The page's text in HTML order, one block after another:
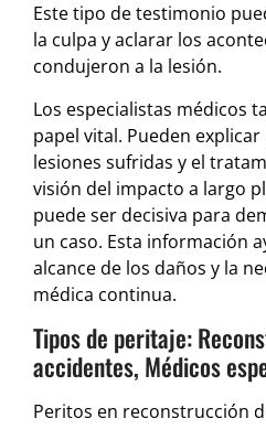
Este tipo de testimonio
la culpa y aclarar los
condujeron a la lesión.
Los especialistas médicos
papel vital. Pueden
lesiones sufridas y el
visión del impacto a largo
puede ser decisiva para
un caso. Esta información
alcance de los daños y la
médica continua.
Tipos de peritaje:
accidentes, Médicos
Peritos en reconstrucción